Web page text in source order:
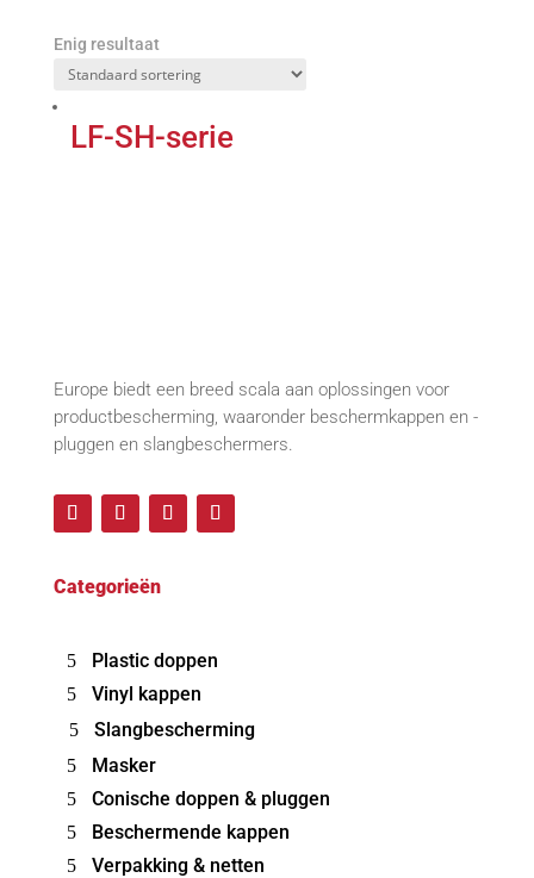
Enig resultaat
LF-SH-serie
Europe biedt een breed scala aan oplossingen voor
productbescherming, waaronder beschermkappen en -
pluggen en slangbeschermers.
Categorieën
Plastic doppen
Vinyl kappen
Slangbescherming
Masker
Conische doppen & pluggen
Beschermende kappen
Verpakking & netten